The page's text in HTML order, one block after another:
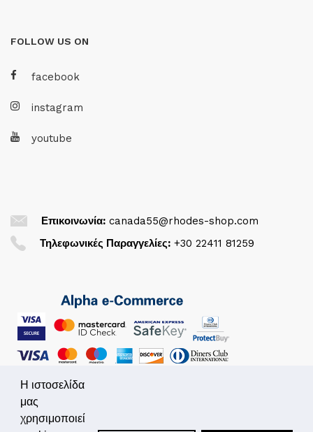
FOLLOW US ON
facebook
instagram
youtube
Επικοινωνία: canada55@rhodes-shop.com
Τηλεφωνικές Παραγγελίες: +30 22411 81259
Η ιστοσελίδα
μας
χρησιμοποιεί